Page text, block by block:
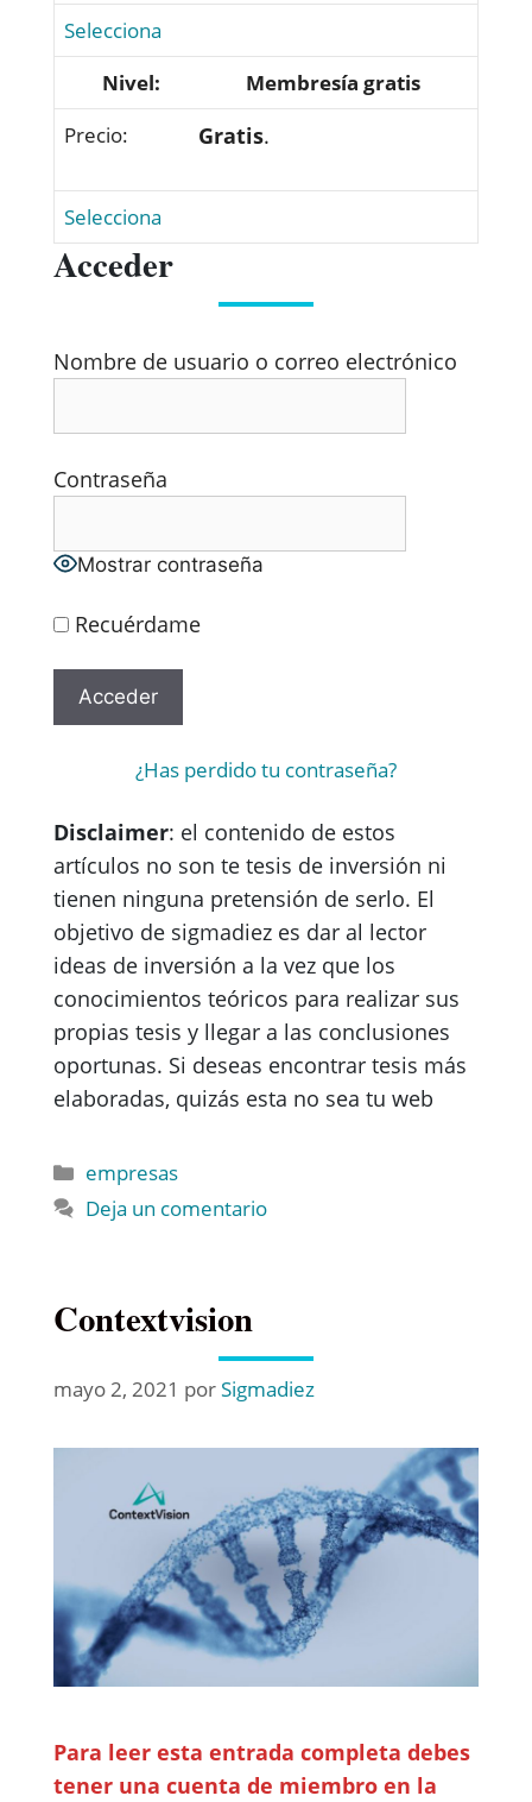
Selecciona
Membresía gratis
Gratis.
Selecciona
Acceder
Nombre de usuario o correo electrónico
Contraseña
Mostrar contraseña
Recuérdame
¿Has perdido tu contraseña?
Disclaimer: el contenido de estos
artículos no son te tesis de inversión ni
tienen ninguna pretensión de serlo. El
objetivo de sigmadiez es dar al lector
ideas de inversión a la vez que los
conocimientos teóricos para realizar sus
propias tesis y llegar a las conclusiones
oportunas. Si deseas encontrar tesis más
elaboradas, quizás esta no sea tu web
empresas
Deja un comentario
Contextvision
mayo 2, 2021 porSigmadiez
Para leer esta entrada completa debes
tener una cuenta de miembro en la